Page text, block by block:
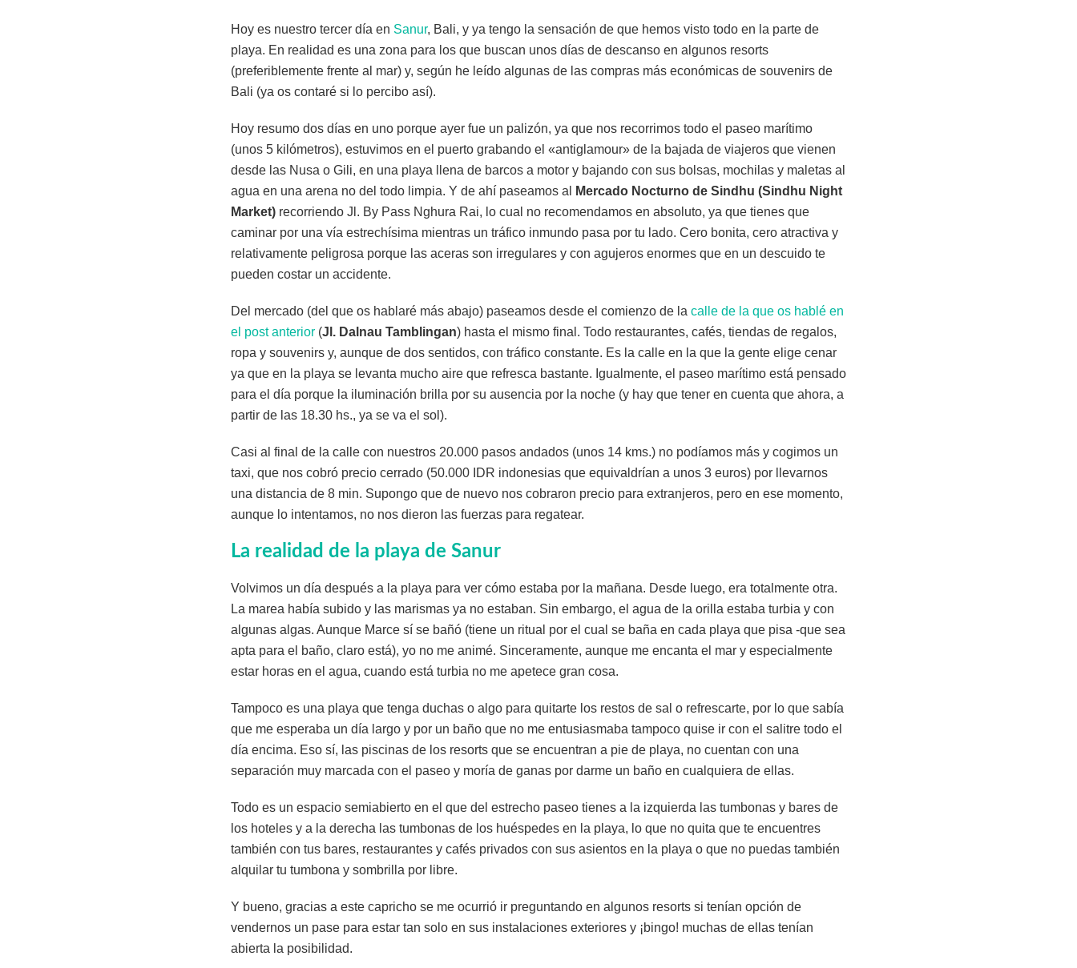
Hoy es nuestro tercer día en Sanur, Bali, y ya tengo la sensación de que hemos visto todo en la parte de
playa. En realidad es una zona para los que buscan unos días de descanso en algunos resorts
(preferiblemente frente al mar) y, según he leído algunas de las compras más económicas de souvenirs de
Bali (ya os contaré si lo percibo así).
Hoy resumo dos días en uno porque ayer fue un palizón, ya que nos recorrimos todo el paseo marítimo
(unos 5 kilómetros), estuvimos en el puerto grabando el «antiglamour» de la bajada de viajeros que vienen
desde las Nusa o Gili, en una playa llena de barcos a motor y bajando con sus bolsas, mochilas y maletas al
agua en una arena no del todo limpia. Y de ahí paseamos al
Mercado Nocturno de Sindhu (Sindhu Night
Market) recorriendo Jl. By Pass Nghura Rai, lo cual no recomendamos en absoluto, ya que tienes que
caminar por una vía estrechísima mientras un tráfico inmundo pasa por tu lado. Cero bonita, cero atractiva y
relativamente peligrosa porque las aceras son irregulares y con agujeros enormes que en un descuido te
pueden costar un accidente.
Del mercado (del que os hablaré más abajo) paseamos desde el comienzo de la calle de la que os hablé en
el post anterior (Jl. Dalnau Tamblingan) hasta el mismo final. Todo restaurantes, cafés, tiendas de regalos,
ropa y souvenirs y, aunque de dos sentidos, con tráfico constante. Es la calle en la que la gente elige cenar
ya que en la playa se levanta mucho aire que refresca bastante. Igualmente, el paseo marítimo está pensado
para el día porque la iluminación brilla por su ausencia por la noche (y hay que tener en cuenta que ahora, a
partir de las 18.30 hs., ya se va el sol).
Casi al final de la calle con nuestros 20.000 pasos andados (unos 14 kms.) no podíamos más y cogimos un
taxi, que nos cobró precio cerrado (50.000 IDR indonesias que equivaldrían a unos 3 euros) por llevarnos
una distancia de 8 min. Supongo que de nuevo nos cobraron precio para extranjeros, pero en ese momento,
aunque lo intentamos, no nos dieron las fuerzas para regatear.
La realidad de la playa de Sanur
Volvimos un día después a la playa para ver cómo estaba por la mañana. Desde luego, era totalmente otra.
La marea había subido y las marismas ya no estaban. Sin embargo, el agua de la orilla estaba turbia y con
algunas algas. Aunque Marce sí se bañó (tiene un ritual por el cual se baña en cada playa que pisa -que sea
apta para el baño, claro está), yo no me animé. Sinceramente, aunque me encanta el mar y especialmente
estar horas en el agua, cuando está turbia no me apetece gran cosa.
Tampoco es una playa que tenga duchas o algo para quitarte los restos de sal o refrescarte, por lo que sabía
que me esperaba un día largo y por un baño que no me entusiasmaba tampoco quise ir con el salitre todo el
día encima. Eso sí, las piscinas de los resorts que se encuentran a pie de playa, no cuentan con una
separación muy marcada con el paseo y moría de ganas por darme un baño en cualquiera de ellas.
Todo es un espacio semiabierto en el que del estrecho paseo tienes a la izquierda las tumbonas y bares de
los hoteles y a la derecha las tumbonas de los huéspedes en la playa, lo que no quita que te encuentres
también con tus bares, restaurantes y cafés privados con sus asientos en la playa o que no puedas también
alquilar tu tumbona y sombrilla por libre.
Y bueno, gracias a este capricho se me ocurrió ir preguntando en algunos resorts si tenían opción de
vendernos un pase para estar tan solo en sus instalaciones exteriores y ¡bingo! muchas de ellas tenían
abierta la posibilidad.